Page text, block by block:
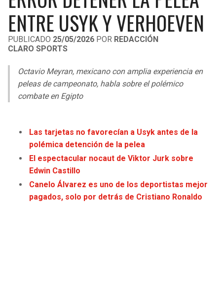
LIGA DE EXPANSIÓN MX
LEAGUES CUP
UEFA EUROPA LEAGUE
UEFA CONFERENCE LEAGUE
MLS
COPA LIBERTADORES
COPA SUDAMERICANA
OTRAS LIGAS
RAIDERS
CHARGERS
RAVENS
CAVALIERS
PISTONS
PACERS
ENTRE USYK Y VERHOEVEN
PUBLICADO 25/05/2026 POR REDACCIÓN
CLARO SPORTS
Octavio Meyran, mexicano con amplia experiencia en
peleas de campeonato, habla sobre el polémico
combate en Egipto
Las tarjetas no favorecían a Usyk antes de la
polémica detención de la pelea
El espectacular nocaut de Viktor Jurk sobre
Edwin Castillo
Canelo Álvarez es uno de los deportistas mejor
pagados, solo por detrás de Cristiano Ronaldo